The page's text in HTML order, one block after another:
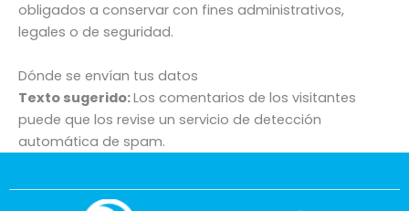
obligados a conservar con fines administrativos,
legales o de seguridad.
Dónde se envían tus datos
Texto sugerido:Los comentarios de los visitantes
puede que los revise un servicio de detección
automática de spam.